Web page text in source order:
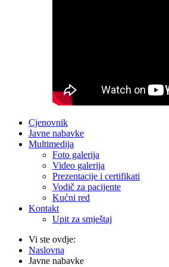
Cjenovnik
Javne nabavke
Multimedija
Foto galerija
Video galerija
Prezentacije i certifikati
Vodič za pacijente
Kućni red
Kontakt
Upit za smještaj
Vi ste ovdje:
Naslovna
Javne nabavke